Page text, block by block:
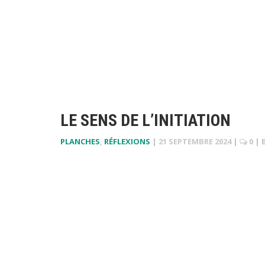
LE SENS DE L’INITIATION
PLANCHES, RÉFLEXIONS | 21 SEPTEMBRE 2024 | 0 |